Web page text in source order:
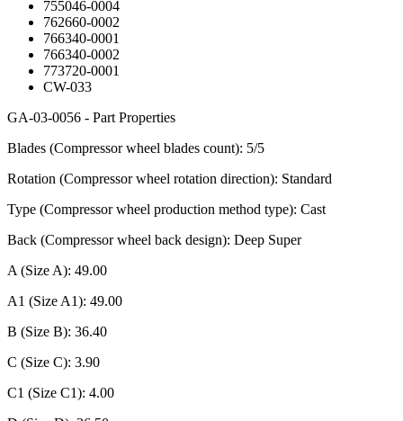
755046-0004
762660-0002
766340-0001
766340-0002
773720-0001
CW-033
GA-03-0056 - Part Properties
Blades (Compressor wheel blades count): 5/5
Rotation (Compressor wheel rotation direction): Standard
Type (Compressor wheel production method type): Cast
Back (Compressor wheel back design): Deep Super
A (Size A): 49.00
A1 (Size A1): 49.00
B (Size B): 36.40
C (Size C): 3.90
C1 (Size C1): 4.00